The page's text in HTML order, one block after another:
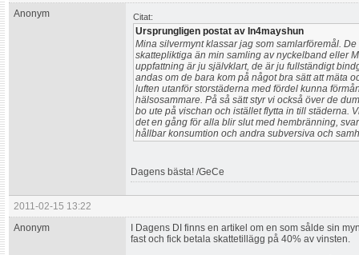
Anonym
Citat:
Ursprungligen postat av In4mayshun
Mina silvermynt klassar jag som samlarföremål.
skattepliktiga än min samling av nyckelband eller
uppfattning är ju självklart, de är ju fullständigt
andas om de bara kom på något bra sätt att mäta
luften utanför storstäderna med fördel kunna
hälsosammare. På så sätt styr vi också över de
bo ute på vischan och istället flytta in till städerna.
det en gång för alla blir slut med hembränning,
hållbar konsumtion och andra subversiva och
Dagens bästa! /GeCe
2011-02-15 13:22
Anonym
I Dagens DI finns en artikel om en som sålde sin
fast och fick betala skattetillägg på 40% av vinsten.